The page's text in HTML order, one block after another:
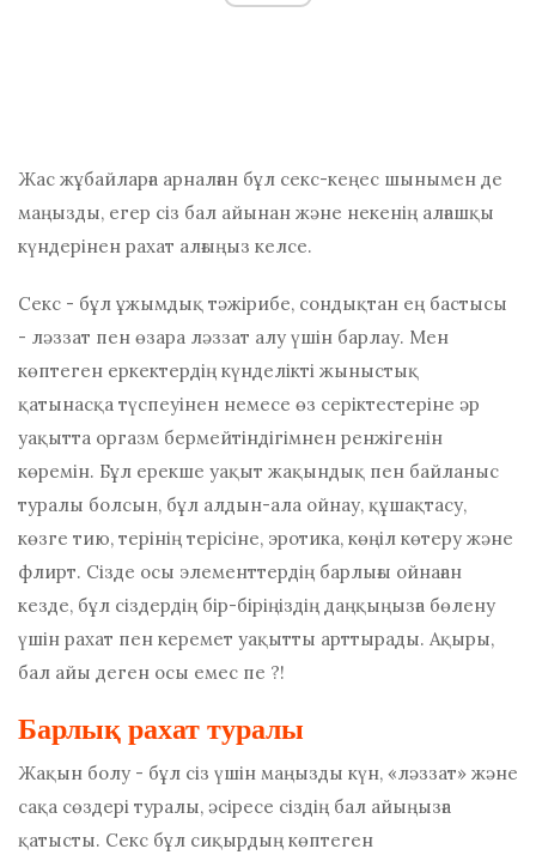
Жас жұбайларға арналған бұл секс-кеңес шынымен де
маңызды, егер сіз бал айынан және некенің алғашқы
күндерінен рахат алғыңыз келсе.
Секс - бұл ұжымдық тәжірибе, сондықтан ең бастысы
- ләззат пен өзара ләззат алу үшін барлау. Мен
көптеген еркектердің күнделікті жыныстық
қатынасқа түспеуінен немесе өз серіктестеріне әр
уақытта оргазм бермейтіндігімнен ренжігенін
көремін. Бұл ерекше уақыт жақындық пен байланыс
туралы болсын, бұл алдын-ала ойнау, құшақтасу,
көзге тию, терінің терісіне, эротика, көңіл көтеру және
флирт. Сізде осы элементтердің барлығы ойнаған
кезде, бұл сіздердің бір-біріңіздің даңқыңызға бөлену
үшін рахат пен керемет уақытты арттырады. Ақыры,
бал айы деген осы емес пе ?!
Барлық рахат туралы
Жақын болу - бұл сіз үшін маңызды күн, «ләззат» және
сақа сөздері туралы, әсіресе сіздің бал айыңызға
қатысты. Секс бұл сиқырдың көптеген